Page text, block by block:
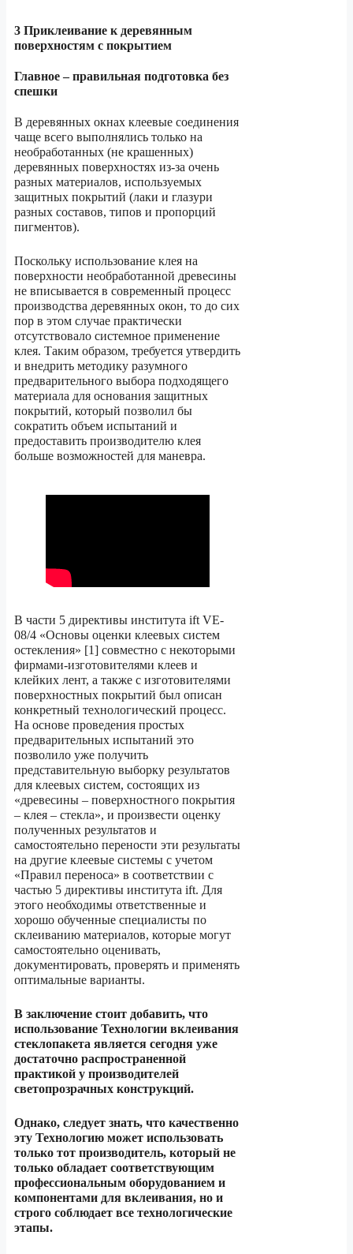
3 Приклеивание к деревянным
поверхностям с покрытием
Главное – правильная подготовка без
спешки
В деревянных окнах клеевые соединения
чаще всего выполнялись только на
необработанных (не крашенных)
деревянных поверхностях из-за очень
разных материалов, используемых
защитных покрытий (лаки и глазури
разных составов, типов и пропорций
пигментов).
Поскольку использование клея на
поверхности необработанной древесины
не вписывается в современный процесс
производства деревянных окон, то до сих
пор в этом случае практически
отсутствовало системное применение
клея. Таким образом, требуется утвердить
и внедрить методику разумного
предварительного выбора подходящего
материала для основания защитных
покрытий, который позволил бы
сократить объем испытаний и
предоставить производителю клея
больше возможностей для маневра.
В части 5 директивы института ift VE-
08/4 «Основы оценки клеевых систем
остекления» [1] совместно с некоторыми
фирмами-изготовителями клеев и
клейких лент, а также с изготовителями
поверхностных покрытий был описан
конкретный технологический процесс.
На основе проведения простых
предварительных испытаний это
позволило уже получить
представительную выборку результатов
для клеевых систем, состоящих из
«древесины – поверхностного покрытия
– клея – стекла», и произвести оценку
полученных результатов и
самостоятельно перености эти результаты
на другие клеевые системы с учетом
«Правил переноса» в соответствии с
частью 5 директивы института ift. Для
этого необходимы ответственные и
хорошо обученные специалисты по
склеиванию материалов, которые могут
самостоятельно оценивать,
документировать, проверять и применять
оптимальные варианты.
В заключение стоит добавить, что
использование Технологии вклеивания
стеклопакета является сегодня уже
достаточно распространенной
практикой у производителей
светопрозрачных конструкций.
Однако, следует знать, что качественно
эту Технологию может использовать
только тот производитель, который не
только обладает соответствующим
профессиональным оборудованием и
компонентами для вклеивания, но и
строго соблюдает все технологические
этапы.